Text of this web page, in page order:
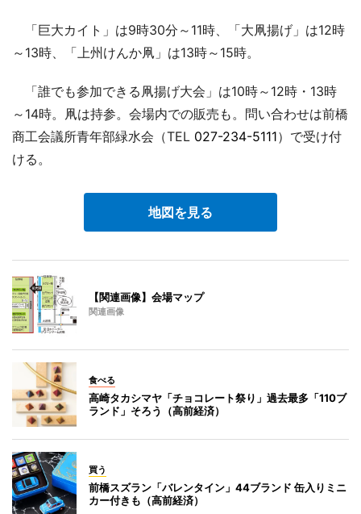
「巨大カイト」は9時30分～11時、「大凧揚げ」は12時
～13時、「上州けんか凧」は13時～15時。
「誰でも参加できる凧揚げ大会」は10時～12時・13時
～14時。凧は持参。会場内での販売も。問い合わせは前橋
商工会議所青年部緑水会（TEL 027-234-5111）で受け付
ける。
地図を見る
【関連画像】会場マップ
関連画像
食べる
高崎タカシマヤ「チョコレート祭り」過去最多「110ブ
ランド」そろう（高前経済）
買う
前橋スズラン「バレンタイン」44ブランド 缶入りミニ
カー付きも（高前経済）